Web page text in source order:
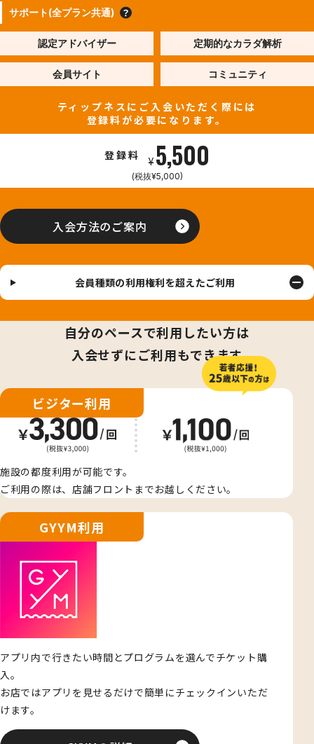
サポート(全プラン共通)
認定アドバイザー 定期的なカラダ解析
会員サイト コミュニティ
ティップネスにご入会いただく際には
登録料が必要になります。
登録料 ¥5,500
(税抜¥5,000)
入会方法のご案内
会員種類の利用権利を超えたご利用
自分のペースで利用したい方は
入会せずにご利用もできます
ビジター利用
施設の都度利用が可能です。
ご利用の際は、店舗フロントまでお越しください。
GYYM利用
アプリ内で行きたい時間とプログラムを選んでチケット購
入。
お店ではアプリを見せるだけで簡単にチェックインいただ
けます。